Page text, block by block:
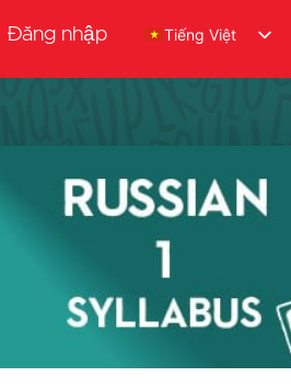
Đăng nhập Tiếng Việt